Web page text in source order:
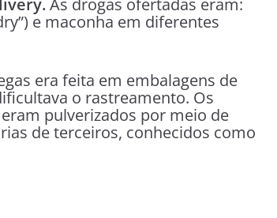
e maconha em diferentes
era feita em embalagens de
o rastreamento. Os
pulverizados por meio de
de terceiros, conhecidos como